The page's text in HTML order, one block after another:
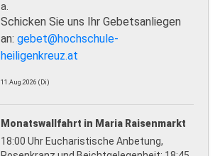
a.
Schicken Sie uns Ihr Gebetsanliegen
an: gebet@hochschule-
heiligenkreuz.at
11.Aug.2026 (Di)
Monatswallfahrt in Maria Raisenmarkt
18:00 Uhr Eucharistische Anbetung,